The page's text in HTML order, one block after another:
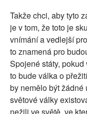
Takže chci, aby tyto
je v tom, že toto je
vnímání a vedlejší
to znamená pro
Spojené státy,
to bude válka o
by nemělo být žádné
světové války